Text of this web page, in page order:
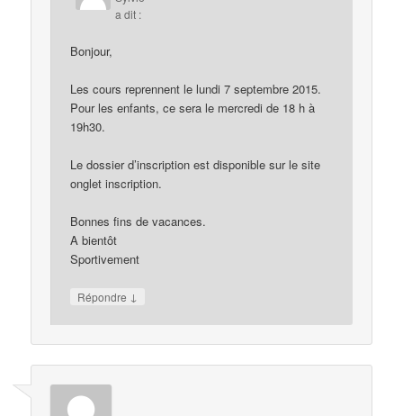
a dit :
Bonjour,
Les cours reprennent le lundi 7 septembre 2015.
Pour les enfants, ce sera le mercredi de 18 h à
19h30.
Le dossier d’inscription est disponible sur le site
onglet inscription.
Bonnes fins de vacances.
A bientôt
Sportivement
Répondre ↓